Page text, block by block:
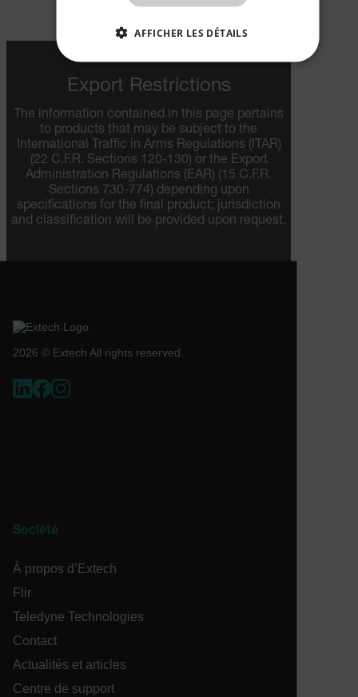
Export Restrictions
The information contained in this page pertains
to products that may be subject to the
International Traffic in Arms Regulations (ITAR)
(22 C.F.R. Sections 120-130) or the Export
Administration Regulations (EAR) (15 C.F.R.
Sections 730-774) depending upon
specifications for the final product; jurisdiction
and classification will be provided upon request.
2026 © Extech All rights reserved.
Société
À propos d’Extech
Flir
Teledyne Technologies
Contact
Actualités et articles
Centre de support
AFFICHER LES DÉTAILS
PERFORMANCE CIBLAGE
FONCTIONNALITÉ
Strictement nécessaires
Performance
nécessaires.
Nom